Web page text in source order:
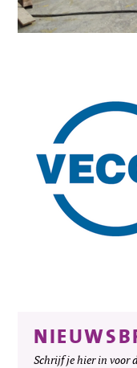
Schrijf je hier in voor